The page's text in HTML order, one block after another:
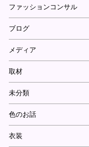
ファッションコンサル
ブログ
メディア
取材
未分類
色のお話
衣装